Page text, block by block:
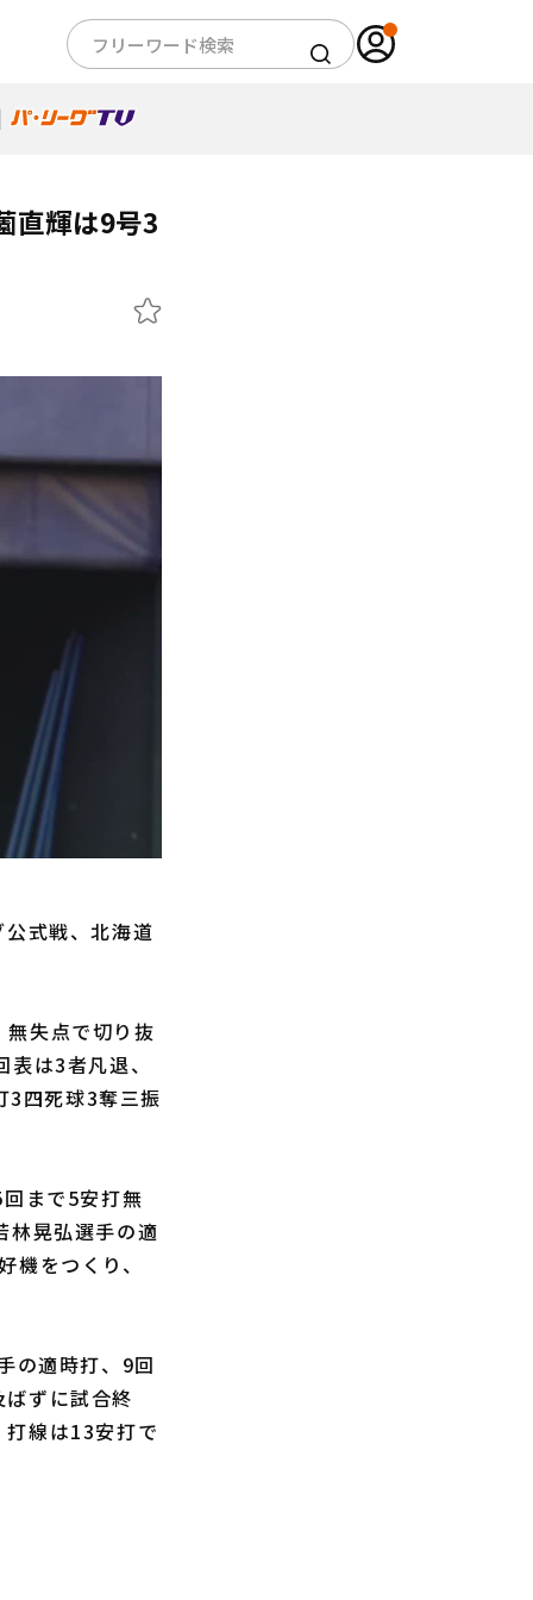
直輝は9号3
式戦、北海道
失点で切り抜
は3者凡退、
3四死球3奪三振
まで5安打無
林晃弘選手の適
をつくり、
の適時打、9回
ずに試合終
線は13安打で